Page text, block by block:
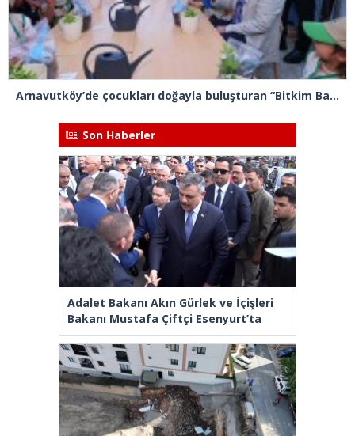
Arnavutköy’de çocukları doğayla buluşturan “Bitkim Bana Emanet” projesini hayata geçirildi
Son Haberler
Adalet Bakanı Akın Gürlek ve İçişleri
Bakanı Mustafa Çiftçi Esenyurt’ta